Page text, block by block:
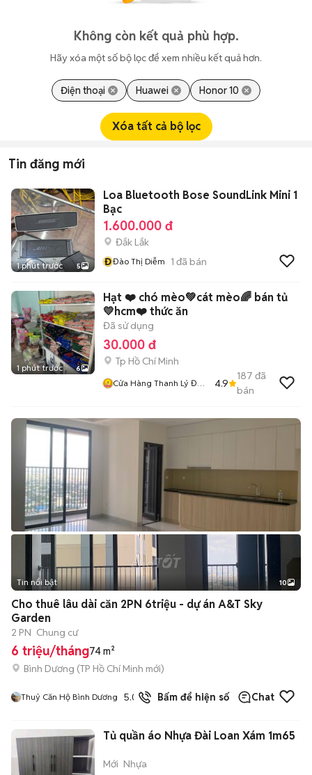
Không còn kết quả phù hợp.
Hãy xóa một số bộ lọc để xem nhiều kết quả hơn.
Điện thoại Huawei Honor 10
Xóa tất cả bộ lọc
Tin đăng mới
1 phút trước 5
Loa Bluetooth Bose SoundLink Mini 1
Bạc
1.600.000 đ
Đắk Lắk
ĐĐào Thị Diễm 1 đã bán
1 phút trước 6
Hạt ❤️ chó mèo💚cát mèo🌈 bán tủ
💛hcm❤️ thức ăn
Đã sử dụng
30.000 đ
Tp Hồ Chí Minh
Cửa Hàng Thanh Lý Đồ
4.9
187 đã
bán
+2
Tin nổi bật 10
Cho thuê lâu dài căn 2PN 6triệu - dự án A&T Sky
Garden
2 PN Chung cư
6 triệu/tháng74 m²
Bình Dương (TP Hồ Chí Minh mới)
Thuỷ Căn Hộ Bình Dương 5.0 7 đã bán
Bấm để hiện số Chat
Tủ quần áo Nhựa Đài Loan Xám 1m65
Mới Nhựa